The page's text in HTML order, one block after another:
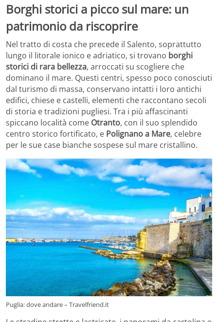
Borghi storici a picco sul mare: un
patrimonio da riscoprire
Nel tratto di costa che precede il Salento, soprattutto
lungo il litorale ionico e adriatico, si trovano borghi
storici di rara bellezza, arroccati su scogliere che
dominano il mare. Questi centri, spesso poco conosciuti
dal turismo di massa, conservano intatti i loro antichi
edifici, chiese e castelli, elementi che raccontano secoli
di storia e tradizioni pugliesi. Tra i più affascinanti
spiccano località come Otranto, con il suo splendido
centro storico fortificato, e Polignano a Mare, celebre
per le sue case bianche sospese sul mare cristallino.
Puglia: dove andare – Travelfriend.it